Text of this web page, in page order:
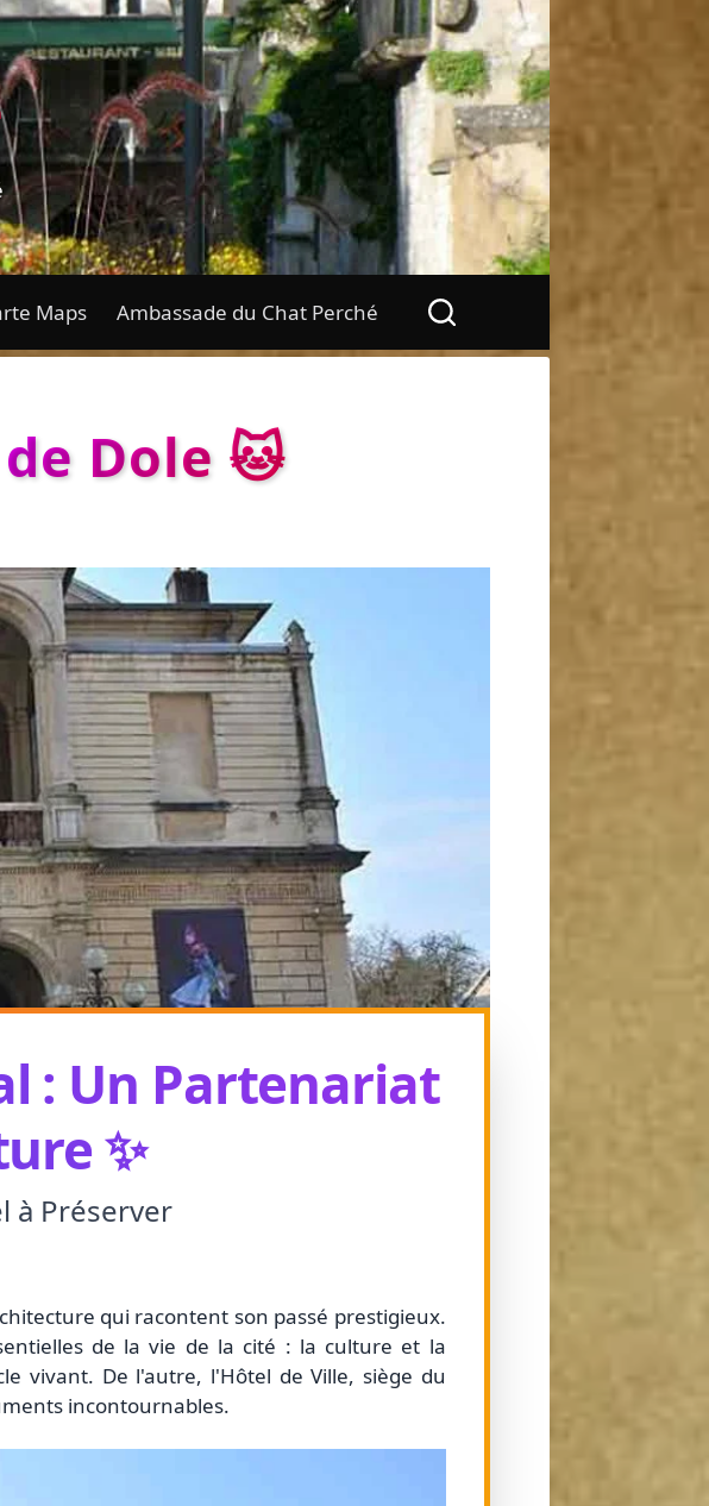
Maps Ambassade du Chat Perché
Dole 🐱
: Un Partenariat
✨
à Préserver
qui racontent son passé prestigieux.
de la vie de la cité : la culture et la
vivant. De l'autre, l'Hôtel de Ville, siège du
incontournables.